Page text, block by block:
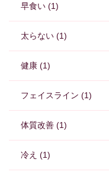
早食い (1)
太らない (1)
健康 (1)
フェイスライン (1)
体質改善 (1)
冷え (1)